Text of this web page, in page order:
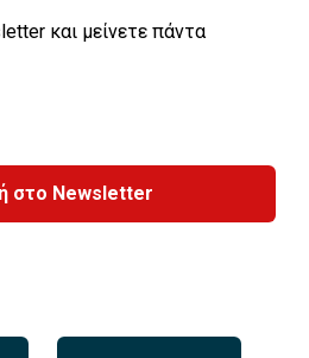
και μείνετε πάντα
στο Newsletter